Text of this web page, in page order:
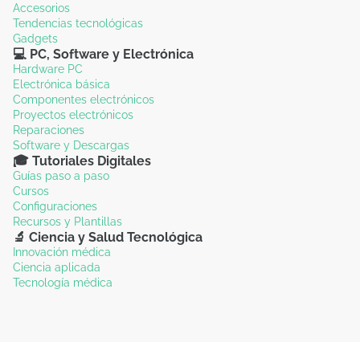
Accesorios
Tendencias tecnológicas
Gadgets
💻 PC, Software y Electrónica
Hardware PC
Electrónica básica
Componentes electrónicos
Proyectos electrónicos
Reparaciones
Software y Descargas
🎓 Tutoriales Digitales
Guías paso a paso
Cursos
Configuraciones
Recursos y Plantillas
🔬 Ciencia y Salud Tecnológica
Innovación médica
Ciencia aplicada
Tecnología médica